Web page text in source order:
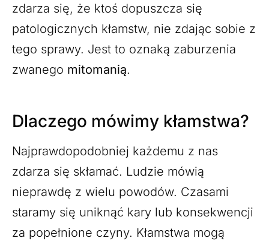
zdarza się, że ktoś dopuszcza się
patologicznych kłamstw, nie zdając sobie z
tego sprawy. Jest to oznaką zaburzenia
zwanego mitomanią.
Dlaczego mówimy kłamstwa?
Najprawdopodobniej każdemu z nas
zdarza się skłamać. Ludzie mówią
nieprawdę z wielu powodów. Czasami
staramy się uniknąć kary lub konsekwencji
za popełnione czyny. Kłamstwa mogą